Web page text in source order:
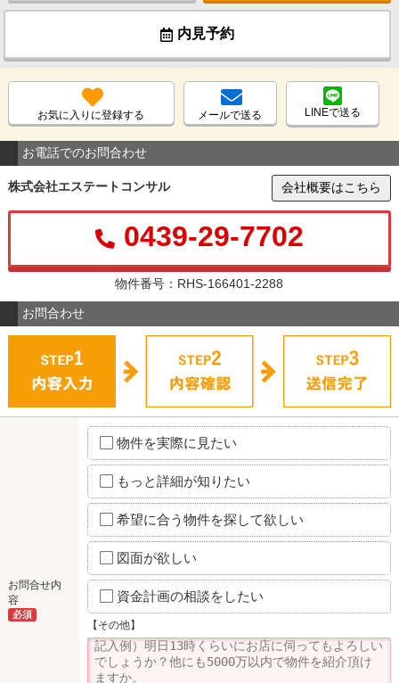
内見予約
お気に入りに登録する メールで送る LINEで送る
お電話でのお問合わせ
株式会社エステートコンサル 会社概要はこちら
0439-29-7702
物件番号：RHS-166401-2288
お問合わせ
お問合せ内
容
必須
物件を実際に見たい
もっと詳細が知りたい
希望に合う物件を探して欲しい
図面が欲しい
資金計画の相談をしたい
【その他】